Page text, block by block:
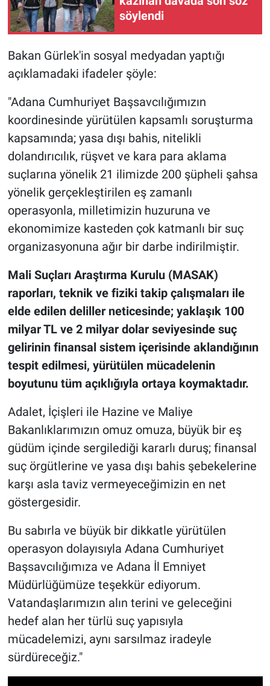
söylendi
Bakan Gürlek'in sosyal medyadan yaptığı
açıklamadaki ifadeler şöyle:
"Adana Cumhuriyet Başsavcılığımızın
koordinesinde yürütülen kapsamlı soruşturma
kapsamında; yasa dışı bahis, nitelikli
dolandırıcılık, rüşvet ve kara para aklama
suçlarına yönelik 21 ilimizde 200 şüpheli şahsa
yönelik gerçekleştirilen eş zamanlı
operasyonla, milletimizin huzuruna ve
ekonomimize kasteden çok katmanlı bir suç
organizasyonuna ağır bir darbe indirilmiştir.
Mali Suçları Araştırma Kurulu (MASAK)
raporları, teknik ve fiziki takip çalışmaları ile
elde edilen deliller neticesinde; yaklaşık 100
milyar TL ve 2 milyar dolar seviyesinde suç
gelirinin finansal sistem içerisinde aklandığının
tespit edilmesi, yürütülen mücadelenin
boyutunu tüm açıklığıyla ortaya koymaktadır.
Adalet, İçişleri ile Hazine ve Maliye
Bakanlıklarımızın omuz omuza, büyük bir eş
güdüm içinde sergilediği kararlı duruş; finansal
suç örgütlerine ve yasa dışı bahis şebekelerine
karşı asla taviz vermeyeceğimizin en net
göstergesidir.
Bu sabırla ve büyük bir dikkatle yürütülen
operasyon dolayısıyla Adana Cumhuriyet
Başsavcılığımıza ve Adana İl Emniyet
Müdürlüğümüze teşekkür ediyorum.
Vatandaşlarımızın alın terini ve geleceğini
hedef alan her türlü suç yapısıyla
mücadelemizi, aynı sarsılmaz iradeyle
sürdüreceğiz."